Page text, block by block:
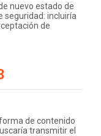
nuevo estado de
seguridad: incluiría
de
de contenido
transmitir el